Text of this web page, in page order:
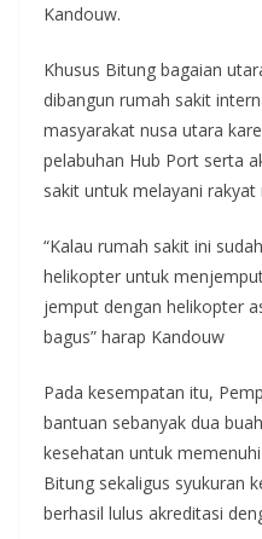
Kandouw.
Khusus Bitung bagaian
dibangun rumah sakit
masyarakat nusa utara
pelabuhan Hub Port serta
sakit untuk melayani rakyat
“Kalau rumah sakit ini
helikopter untuk
jemput dengan helikopter
bagus” harap Kandouw
Pada kesempatan itu,
bantuan sebanyak dua
kesehatan untuk
Bitung sekaligus syukuran
berhasil lulus akreditasi